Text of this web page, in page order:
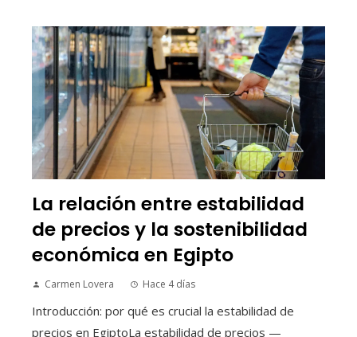
La relación entre estabilidad
de precios y la sostenibilidad
económica en Egipto
Carmen Lovera Hace 4 días
Introducción: por qué es crucial la estabilidad de
precios en EgiptoLa estabilidad de precios —